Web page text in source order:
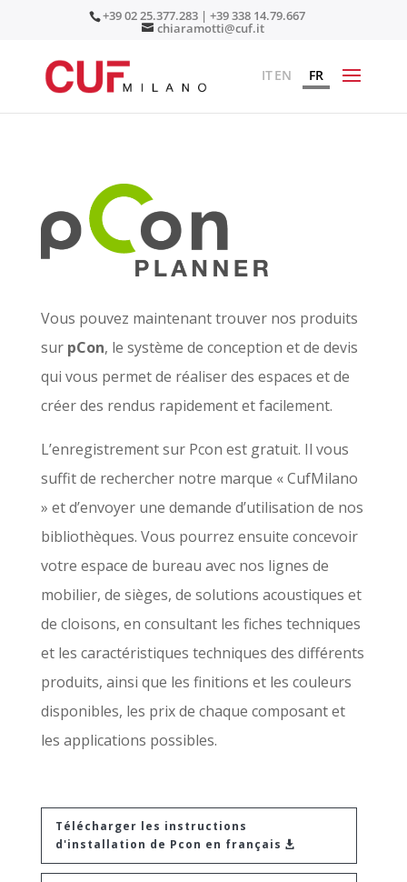
+39 02 25.377.283 | +39 338 14.79.667
chiaramotti@cuf.it
ITEN FR
Vous pouvez maintenant trouver nos produits
sur pCon, le système de conception et de devis
qui vous permet de réaliser des espaces et de
créer des rendus rapidement et facilement.
L’enregistrement sur Pcon est gratuit. Il vous
suffit de rechercher notre marque « CufMilano
» et d’envoyer une demande d’utilisation de nos
bibliothèques. Vous pourrez ensuite concevoir
votre espace de bureau avec nos lignes de
mobilier, de sièges, de solutions acoustiques et
de cloisons, en consultant les fiches techniques
et les caractéristiques techniques des différents
produits, ainsi que les finitions et les couleurs
disponibles, les prix de chaque composant et
les applications possibles.
Télécharger les instructions
d'installation de Pcon en français